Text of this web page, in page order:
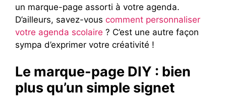
un marque-page assorti à votre agenda.
D’ailleurs, savez-vous comment personnaliser
votre agenda scolaire ? C’est une autre façon
sympa d’exprimer votre créativité !
Le marque-page DIY : bien
plus qu’un simple signet